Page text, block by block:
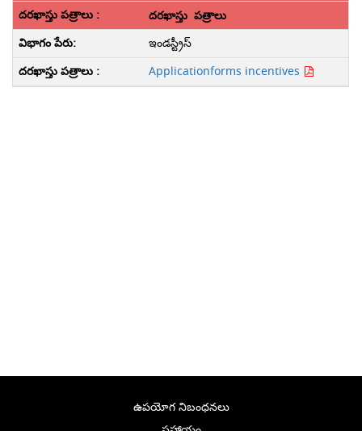
దరఖాస్తు పత్రాలు
ఇండస్ట్రీస్
Applicationforms incentives
ఉపయోగ నిబంధనలు